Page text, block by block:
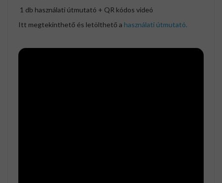
1 db használati útmutató + QR kódos videó
Itt megtekinthető és letölthető a használati útmutató.